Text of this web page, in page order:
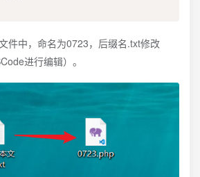
件中，命名为0723，后缀名.txt修改
进行编辑）。